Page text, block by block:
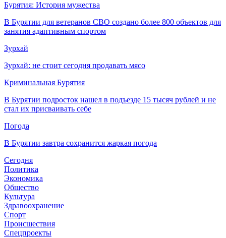
Бурятия: История мужества
В Бурятии для ветеранов СВО создано более 800 объектов для
занятия адаптивным спортом
Зурхай
Зурхай: не стоит сегодня продавать мясо
Криминальная Бурятия
В Бурятии подросток нашел в подъезде 15 тысяч рублей и не
стал их присваивать себе
Погода
В Бурятии завтра сохранится жаркая погода
Сегодня
Политика
Экономика
Общество
Культура
Здравоохранение
Спорт
Происшествия
Спецпроекты